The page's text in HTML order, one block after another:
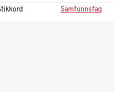
Samfunnsfag